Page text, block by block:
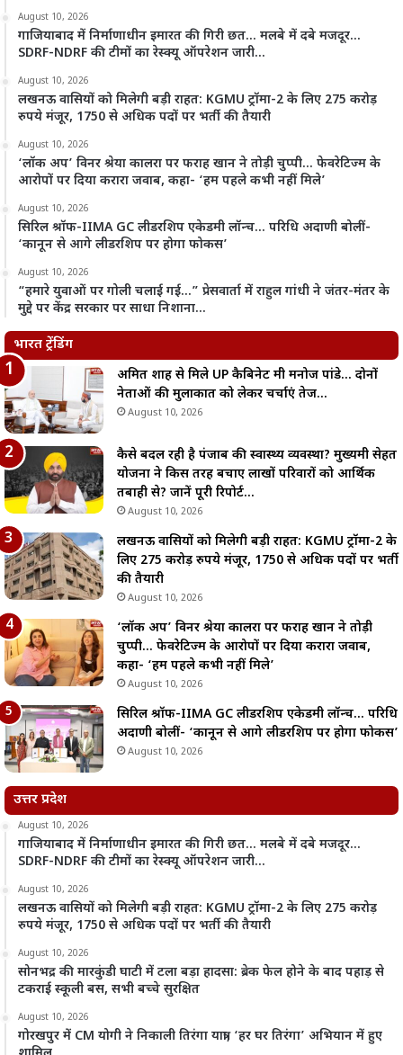
August 10, 2026
गाजियाबाद में निर्माणाधीन इमारत की गिरी छत… मलबे में दबे मजदूर…
SDRF-NDRF की टीमों का रेस्क्यू ऑपरेशन जारी…
August 10, 2026
लखनऊ वासियों को मिलेगी बड़ी राहत: KGMU ट्रॉमा-2 के लिए 275 करोड़
रुपये मंजूर, 1750 से अधिक पदों पर भर्ती की तैयारी
August 10, 2026
‘लॉक अप’ विनर श्रेया कालरा पर फराह खान ने तोड़ी चुप्पी… फेवरेटिज्म के
आरोपों पर दिया करारा जवाब, कहा- ‘हम पहले कभी नहीं मिले’
August 10, 2026
सिरिल श्रॉफ-IIMA GC लीडरशिप एकेडमी लॉन्च… परिधि अदाणी बोलीं-
‘कानून से आगे लीडरशिप पर होगा फोकस’
August 10, 2026
“हमारे युवाओं पर गोली चलाई गई…” प्रेसवार्ता में राहुल गांधी ने जंतर-मंतर के
मुद्दे पर केंद्र सरकार पर साधा निशाना…
भारत ट्रेंडिंग
अमित शाह से मिले UP कैबिनेट मंत्री मनोज पांडे… दोनों
नेताओं की मुलाकात को लेकर चर्चाएं तेज…
August 10, 2026
कैसे बदल रही है पंजाब की स्वास्थ्य व्यवस्था? मुख्यमंत्री सेहत
योजना ने किस तरह बचाए लाखों परिवारों को आर्थिक
तबाही से? जानें पूरी रिपोर्ट…
August 10, 2026
लखनऊ वासियों को मिलेगी बड़ी राहत: KGMU ट्रॉमा-2 के
लिए 275 करोड़ रुपये मंजूर, 1750 से अधिक पदों पर भर्ती
की तैयारी
August 10, 2026
‘लॉक अप’ विनर श्रेया कालरा पर फराह खान ने तोड़ी
चुप्पी… फेवरेटिज्म के आरोपों पर दिया करारा जवाब,
कहा- ‘हम पहले कभी नहीं मिले’
August 10, 2026
सिरिल श्रॉफ-IIMA GC लीडरशिप एकेडमी लॉन्च… परिधि
अदाणी बोलीं- ‘कानून से आगे लीडरशिप पर होगा फोकस’
August 10, 2026
उत्तर प्रदेश
August 10, 2026
गाजियाबाद में निर्माणाधीन इमारत की गिरी छत… मलबे में दबे मजदूर…
SDRF-NDRF की टीमों का रेस्क्यू ऑपरेशन जारी…
August 10, 2026
लखनऊ वासियों को मिलेगी बड़ी राहत: KGMU ट्रॉमा-2 के लिए 275 करोड़
रुपये मंजूर, 1750 से अधिक पदों पर भर्ती की तैयारी
August 10, 2026
सोनभद्र की मारकुंडी घाटी में टला बड़ा हादसा: ब्रेक फेल होने के बाद पहाड़ से
टकराई स्कूली बस, सभी बच्चे सुरक्षित
August 10, 2026
गोरखपुर में CM योगी ने निकाली तिरंगा यात्रा, ‘हर घर तिरंगा’ अभियान में हुए